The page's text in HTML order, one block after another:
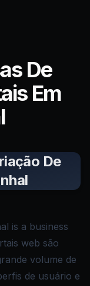
De
Em
De
is a business
web são
volume de
de usuário e